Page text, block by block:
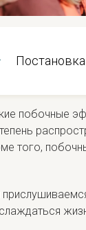
побочные
того,